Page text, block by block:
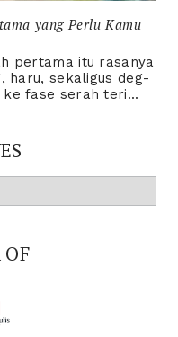
yang Perlu Kamu
pertama itu rasanya
haru, sekaligus deg-
ke fase serah teri...
OF